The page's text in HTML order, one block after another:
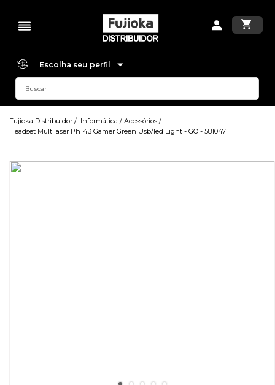
Escolha seu perfil
Fujioka Distribuidor Informática
Acessórios
Headset Multilaser Ph143 Gamer Green Usb/led Light - GO - 581047